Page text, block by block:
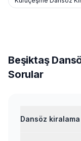
Beşiktaş
Sorular
Dansöz